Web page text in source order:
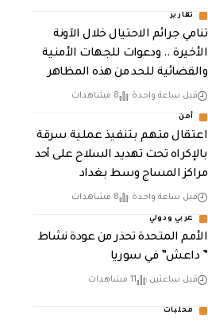
تقارير
تنامي جرائم الاحتيال خلال الآونة
الأخيرة .. ودعوات للجهات الأمنية
والقضائية للحد من هذه المظاهر
قبل ساعة واحدة 8 مشاهدات
أمن
اعتقال متهم بتنفيذ عملية سرقة
بالإكراه تحت تهديد السلاح على أحد
مراكز المساج وسط بغداد
قبل ساعة واحدة 8 مشاهدات
عربي ودولي
الأمم المتحدة تحذر من عودة نشاط
” داعش” في سوريا
قبل ساعتين 11 مشاهدات
محليات